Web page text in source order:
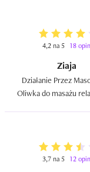
4,2 na 5 18
Ziaja
Działanie Przez
3,7 na 5 12